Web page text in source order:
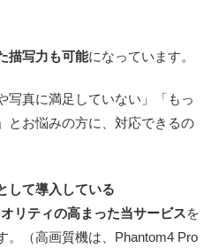
描写力も可能になっています。
写真に満足していない」「もっ
とお悩みの方に、対応できるの
して導入している
リティの高まった当サービスを
。（高画質機は、Phantom4 Pro